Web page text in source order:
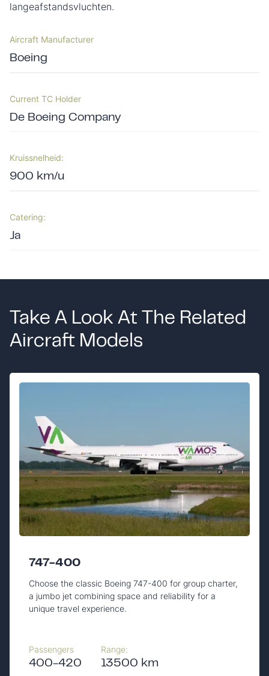
langeafstandsvluchten.
Aircraft Manufacturer
Boeing
Current TC Holder
De Boeing Company
Kruissnelheid:
900 km/u
Catering:
Ja
Take A Look At The Related
Aircraft Models
747-400
Choose the classic Boeing 747-400 for group charter,
a jumbo jet combining space and reliability for a
unique travel experience.
Passengers
400-420
Range:
13500 km